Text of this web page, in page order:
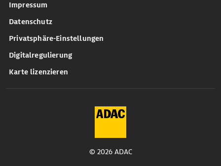
Impressum
Datenschutz
Privatsphäre-Einstellungen
Digitalregulierung
Karte lizenzieren
© 2026 ADAC